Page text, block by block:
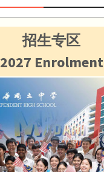
招生专区
2027 Enrolment